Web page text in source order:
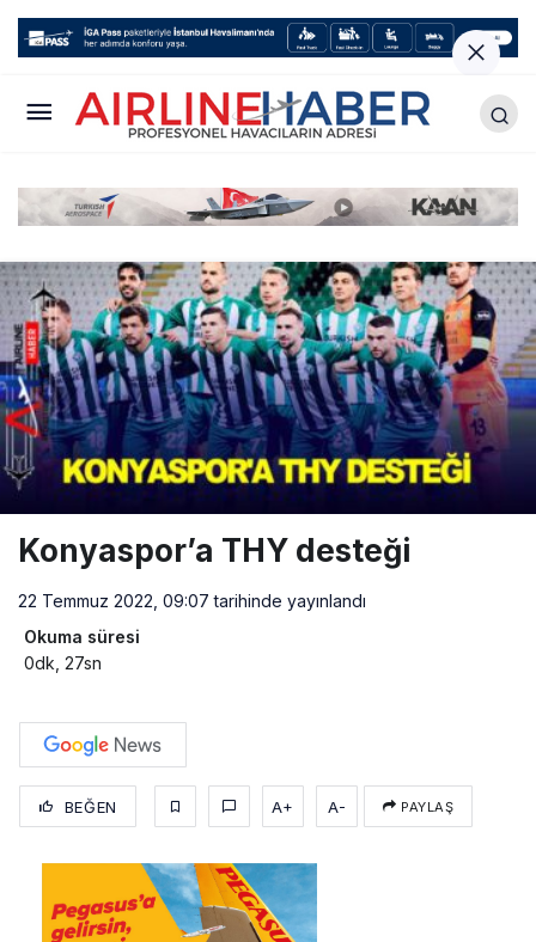
Konyaspor’a THY desteği
22 Temmuz 2022, 09:07 tarihinde yayınlandı
Okuma süresi
0dk, 27sn
BEĞEN A+ A- PAYLAŞ